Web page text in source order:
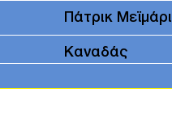
Πάτρικ Μεϊμάρι
Καναδάς